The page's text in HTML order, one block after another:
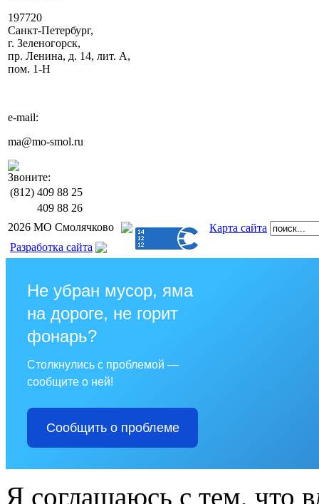
197720
Санкт-Петербург,
г. Зеленогорск,
пр. Ленина, д. 14, лит. А,
пом. 1-Н
e-mail:
ma@mo-smol.ru
Звоните:
(812) 409 88 25
409 88 26
2026 МО Смолячково
Карта сайта
Разработка сайта
Не убран мусор, яма
на дороге, не горит
фонарь?
Столкнулись с проблемой —
сообщите о ней!
Сообщить о проблеме
Я соглашаюсь с тем, что